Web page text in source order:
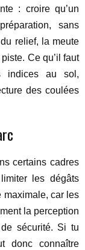
: croire qu’un
sans
relief, la meute
Ce qu’il faut
indices au sol,
des coulées
certains cadres
les dégâts
maximale, car les
la perception
sécurité. Si tu
donc connaître